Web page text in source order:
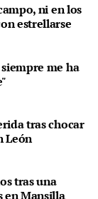
ni en los
estrellarse
me ha
tras chocar
León
tras una
en Mansilla